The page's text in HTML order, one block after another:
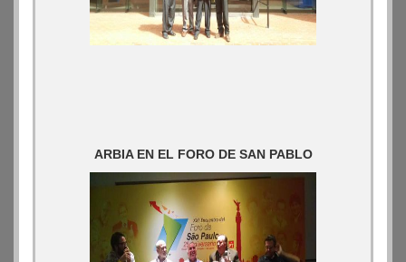
ARBIA EN EL FORO DE SAN PABLO